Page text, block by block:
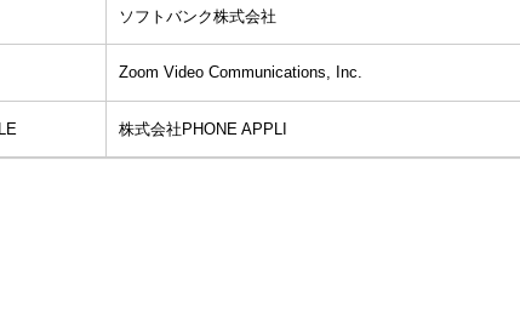
ソフトバンク株式会社
Zoom Video Communications, Inc.
株式会社PHONE APPLI